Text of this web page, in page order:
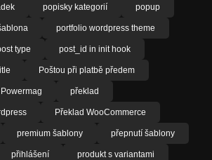
popisky kategorií popup
portfolio wordpress theme
type post_id in init hook
Poštou při platbě předem
Powermag překlad
Překlad WooCommerce
premium šablony přepnutí šablony
přihlášení produkt s variantami